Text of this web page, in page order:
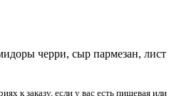
черри, сыр пармезан, лист
к заказу, если у вас есть пищевая или